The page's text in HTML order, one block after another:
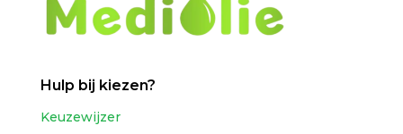
Hulp bij kiezen?
Keuzewijzer